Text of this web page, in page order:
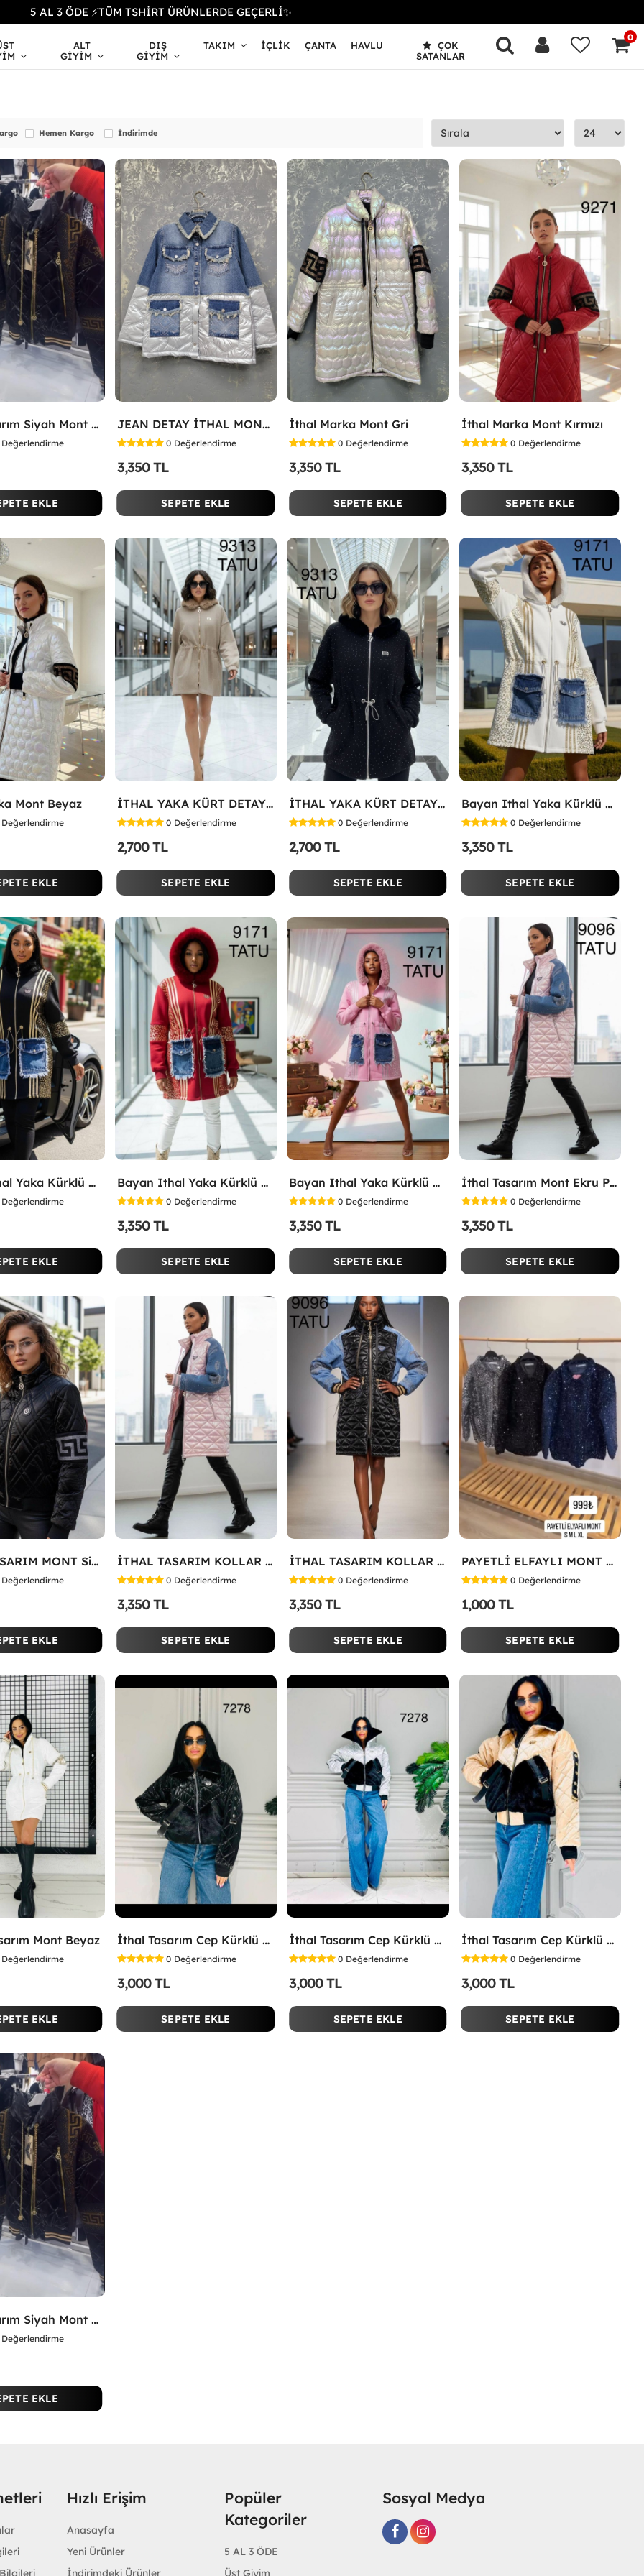
5 AL 3 ÖDE ⚡TÜM TSHİRT ÜRÜNLERDE GEÇERLİ✨
ALT
GIYIM
DIŞ
GIYIM
TAKIM İÇLIK ÇANTA HAVLU
ÇOK
SATANLAR
0
Hemen Kargo İndirimde
İthal Tasarım Siyah Mont Gold
Değerlendirme
EKLE
JEAN DETAY İTHAL MONT Gri
0 Değerlendirme
3,350 TL
SEPETE EKLE
İthal Marka Mont Gri
0 Değerlendirme
3,350 TL
SEPETE EKLE
İthal Marka Mont Kırmızı
0 Değerlendirme
3,350 TL
SEPETE EKLE
Mont Beyaz
Değerlendirme
EKLE
İTHAL YAKA KÜRT DETAY MONT Bej
0 Değerlendirme
2,700 TL
SEPETE EKLE
İTHAL YAKA KÜRT DETAY MONT Siyah
0 Değerlendirme
2,700 TL
SEPETE EKLE
Bayan Ithal Yaka Kürklü Mont Beyaz
0 Değerlendirme
3,350 TL
SEPETE EKLE
Bayan Ithal Yaka Kürklü Mont Siyah
Değerlendirme
EKLE
Bayan Ithal Yaka Kürklü Mont Kırmızı
0 Değerlendirme
3,350 TL
SEPETE EKLE
Bayan Ithal Yaka Kürklü Mont Pembe
0 Değerlendirme
3,350 TL
SEPETE EKLE
İthal Tasarım Mont Ekru Pembe
0 Değerlendirme
3,350 TL
SEPETE EKLE
İTHAL TASARIM MONT Siyah
Değerlendirme
EKLE
İTHAL TASARIM KOLLAR JEAN DETAY MONT Pembe
0 Değerlendirme
3,350 TL
SEPETE EKLE
İTHAL TASARIM KOLLAR JEAN DETAY MONT Siyah
0 Değerlendirme
3,350 TL
SEPETE EKLE
PAYETLİ ELFAYLI MONT Lacivert
0 Değerlendirme
1,000 TL
SEPETE EKLE
Mont Beyaz
Değerlendirme
EKLE
İthal Tasarım Cep Kürklü Mont Siyah
0 Değerlendirme
3,000 TL
SEPETE EKLE
İthal Tasarım Cep Kürklü Mont Gri
0 Değerlendirme
3,000 TL
SEPETE EKLE
İthal Tasarım Cep Kürklü Mont Bej
0 Değerlendirme
3,000 TL
SEPETE EKLE
İthal Tasarım Siyah Mont Siyah
Değerlendirme
EKLE
Hızlı Erişim
Anasayfa
Yeni Ürünler
İndirimdeki Ürünler
Popüler
Kategoriler
5 AL 3 ÖDE
Üst Giyim
Sosyal Medya